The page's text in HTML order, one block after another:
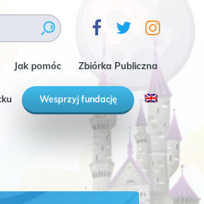
Jak pomóc Zbiórka Publiczna
Wesprzyj fundację